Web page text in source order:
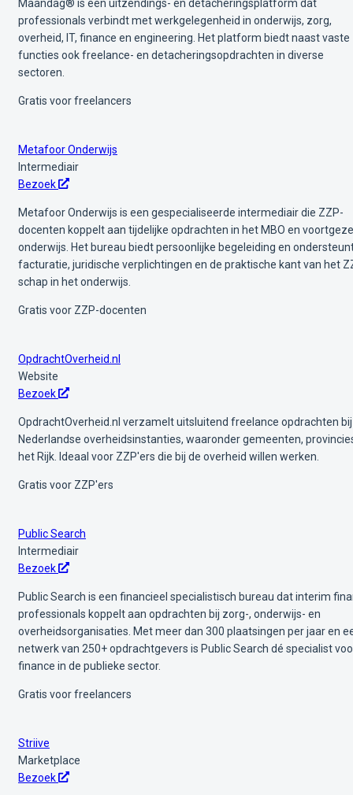
Maandag® is een uitzendings- en detacheringsplatform dat
professionals verbindt met werkgelegenheid in onderwijs, zorg,
overheid, IT, finance en engineering. Het platform biedt naast vaste
functies ook freelance- en detacheringsopdrachten in diverse
sectoren.
Gratis voor freelancers
Metafoor Onderwijs
Intermediair
Bezoek
Metafoor Onderwijs is een gespecialiseerde intermediair die ZZP-
docenten koppelt aan tijdelijke opdrachten in het MBO en
onderwijs. Het bureau biedt persoonlijke begeleiding en
facturatie, juridische verplichtingen en de praktische kant van het
schap in het onderwijs.
Gratis voor ZZP-docenten
OpdrachtOverheid.nl
Website
Bezoek
OpdrachtOverheid.nl verzamelt uitsluitend freelance opdrachten bij
Nederlandse overheidsinstanties, waaronder gemeenten,
het Rijk. Ideaal voor ZZP'ers die bij de overheid willen werken.
Gratis voor ZZP'ers
Public Search
Intermediair
Bezoek
Public Search is een financieel specialistisch bureau dat interim
professionals koppelt aan opdrachten bij zorg-, onderwijs- en
overheidsorganisaties. Met meer dan 300 plaatsingen per jaar en
netwerk van 250+ opdrachtgevers is Public Search dé specialist
finance in de publieke sector.
Gratis voor freelancers
Striive
Marketplace
Bezoek